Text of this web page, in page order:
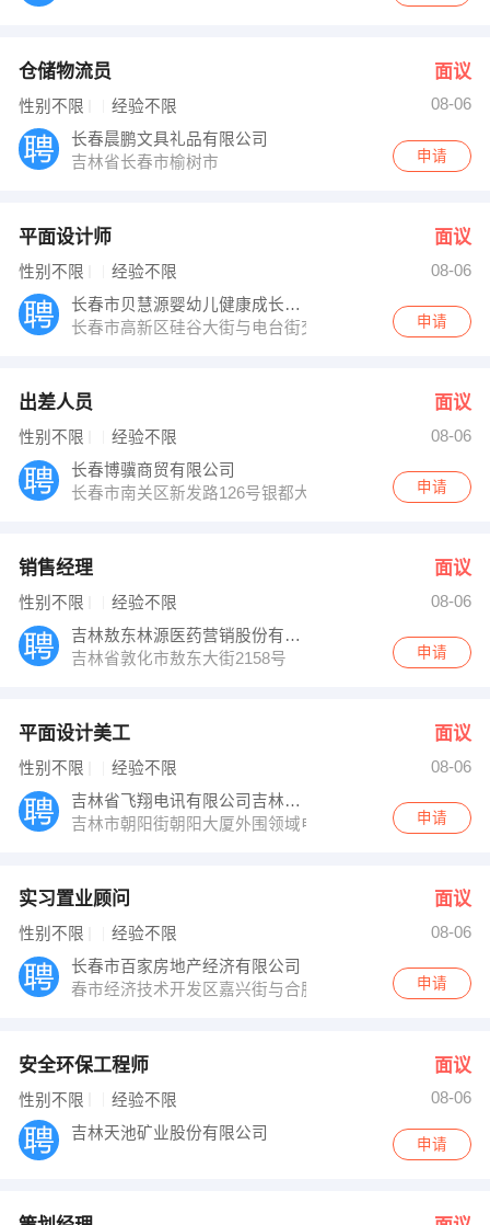
仓储物流员 面议
性别不限 经验不限
08-06
长春晨鹏文具礼品有限公司
吉林省长春市榆树市
申请
平面设计师 面议
性别不限 经验不限
08-06
长春市贝慧源婴幼儿健康成长中心
长春市高新区硅谷大街与电台街交汇
申请
出差人员 面议
性别不限 经验不限
08-06
长春博骥商贸有限公司
长春市南关区新发路126号银都大厦C座16楼C16室（欧
申请
销售经理 面议
性别不限 经验不限
08-06
吉林敖东林源医药营销股份有限公司
吉林省敦化市敖东大街2158号
申请
平面设计美工 面议
性别不限 经验不限
08-06
吉林省飞翔电讯有限公司吉林分公司
吉林市朝阳街朝阳大厦外围领域电讯手机直销广场3楼
申请
实习置业顾问 面议
性别不限 经验不限
08-06
长春市百家房地产经济有限公司
春市经济技术开发区嘉兴街与合肥路交汇万科洋浦花园
申请
安全环保工程师 面议
性别不限 经验不限
08-06
吉林天池矿业股份有限公司
申请